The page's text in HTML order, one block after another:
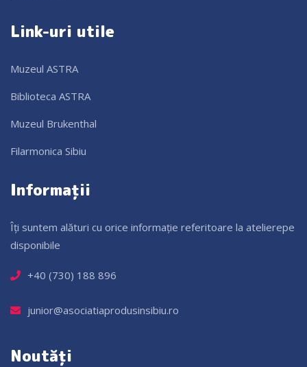
Link-uri utile
Muzeul ASTRA
Biblioteca ASTRA
Muzeul Brukenthal
Filarmonica Sibiu
Informații
Îți suntem alături cu orice informație referitoare la atelierepe
disponibile
+40 (730) 188 896
junior@asociatiaprodusinsibiu.ro
Noutăți